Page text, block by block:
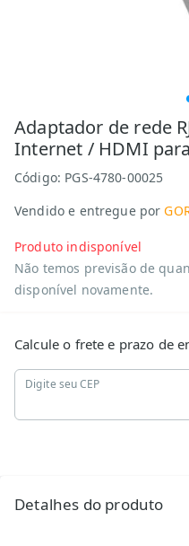
Adaptador de rede
Internet / HDMI
Código: PGS-4780-00025
Vendido e entregue por
Produto indisponível
Não temos previsão de
disponível novamente.
Calcule o frete e prazo de
Digite seu CEP
Detalhes do produto